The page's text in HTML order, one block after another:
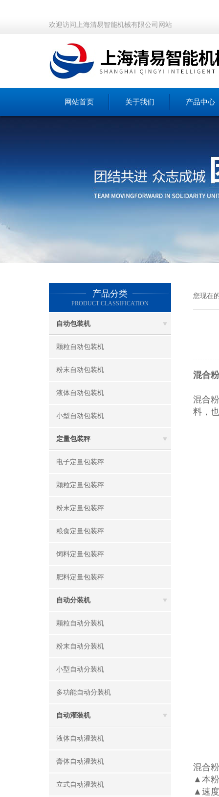
欢迎访问上海清易智能机械有限公司网站
网站首页 关于我们 产品中心
产品分类
PRODUCT CLASSIFICATION
自动包装机
颗粒自动包装机
粉末自动包装机
液体自动包装机
小型自动包装机
定量包装秤
电子定量包装秤
颗粒定量包装秤
粉末定量包装秤
粮食定量包装秤
饲料定量包装秤
肥料定量包装秤
自动分装机
颗粒自动分装机
粉末自动分装机
小型自动分装机
多功能自动分装机
自动灌装机
液体自动灌装机
膏体自动灌装机
立式自动灌装机
您现在
混合
混合
料，
混合
▲本
▲速